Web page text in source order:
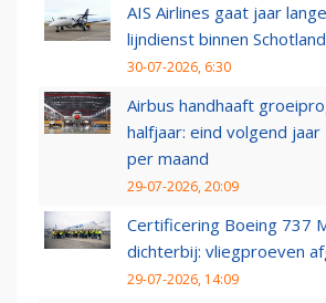
AIS Airlines gaat jaar
lijndienst binnen Schotland
30-07-2026, 6:30
Airbus handhaaft
halfjaar: eind volgend jaar
per maand
29-07-2026, 20:09
Certificering Boeing 737
dichterbij: vliegproeven
29-07-2026, 14:09